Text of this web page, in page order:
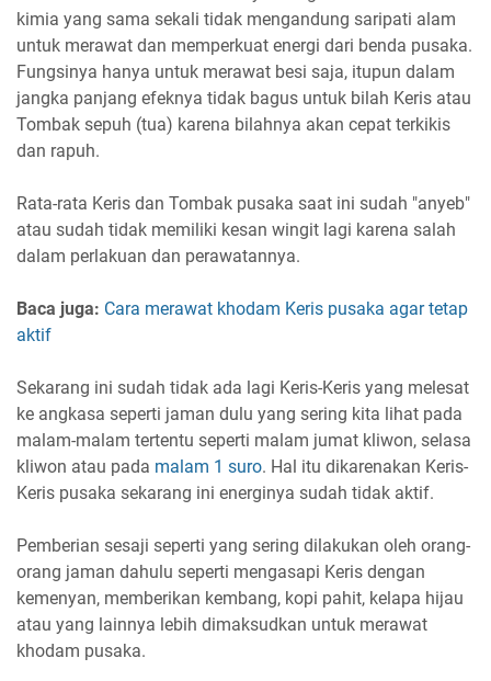
kimia yang sama sekali tidak mengandung saripati alam
untuk merawat dan memperkuat energi dari benda pusaka.
Fungsinya hanya untuk merawat besi saja, itupun dalam
jangka panjang efeknya tidak bagus untuk bilah Keris atau
Tombak sepuh (tua) karena bilahnya akan cepat terkikis
dan rapuh.
Rata-rata Keris dan Tombak pusaka saat ini sudah "anyeb"
atau sudah tidak memiliki kesan wingit lagi karena salah
dalam perlakuan dan perawatannya.
Baca juga: Cara merawat khodam Keris pusaka agar tetap
aktif
Sekarang ini sudah tidak ada lagi Keris-Keris yang melesat
ke angkasa seperti jaman dulu yang sering kita lihat pada
malam-malam tertentu seperti malam jumat kliwon, selasa
kliwon atau pada malam 1 suro. Hal itu dikarenakan Keris-
Keris pusaka sekarang ini energinya sudah tidak aktif.
Pemberian sesaji seperti yang sering dilakukan oleh orang-
orang jaman dahulu seperti mengasapi Keris dengan
kemenyan, memberikan kembang, kopi pahit, kelapa hijau
atau yang lainnya lebih dimaksudkan untuk merawat
khodam pusaka.